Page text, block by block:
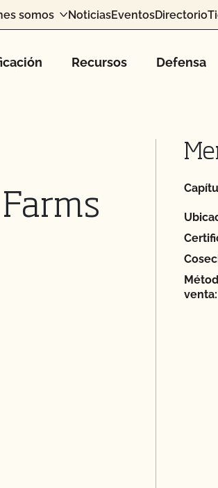
somos NoticiasEventosDirectorio
Recursos Defensa
venta: